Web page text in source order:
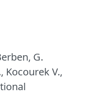
G.
Kocourek V.,